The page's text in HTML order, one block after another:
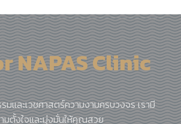
NAPAS Clinic
และเวชศาสตร์ความงามครบวงจร เรามี
มตั้งใจและมุ่งมั่นให้คุณสวย